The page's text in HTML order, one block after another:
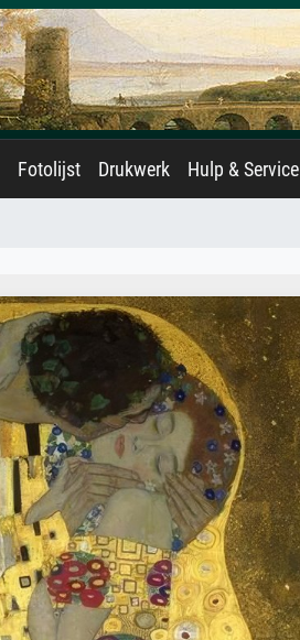
Fotolijst Drukwerk Hulp & Service